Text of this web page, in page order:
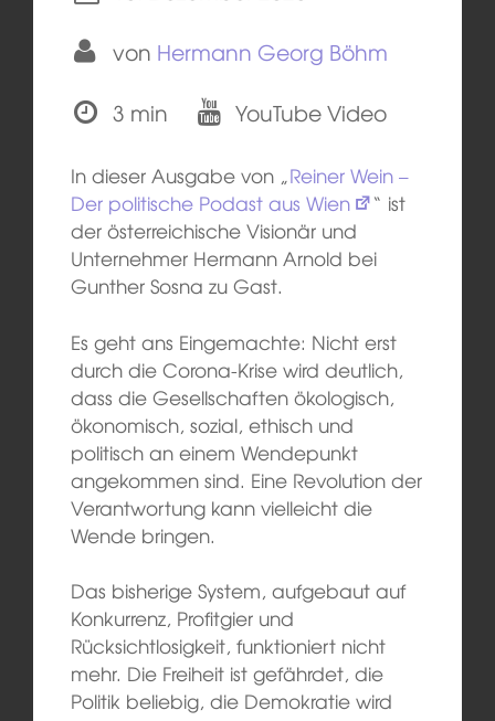
von Hermann Georg Böhm
3 min
YouTube Video
In dieser Ausgabe von „Reiner Wein –
Der politische Podast aus Wien
“ ist
der österreichische Visionär und
Unternehmer Hermann Arnold bei
Gunther Sosna zu Gast.
Es geht ans Eingemachte: Nicht erst
durch die Corona-Krise wird deutlich,
dass die Gesellschaften ökologisch,
ökonomisch, sozial, ethisch und
politisch an einem Wendepunkt
angekommen sind. Eine Revolution der
Verantwortung kann vielleicht die
Wende bringen.
Das bisherige System, aufgebaut auf
Konkurrenz, Profitgier und
Rücksichtlosigkeit, funktioniert nicht
mehr. Die Freiheit ist gefährdet, die
Politik beliebig, die Demokratie wird